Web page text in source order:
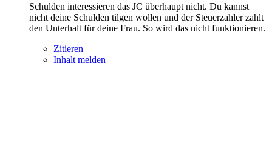
Schulden interessieren das JC überhaupt nicht. Du kannst
nicht deine Schulden tilgen wollen und der Steuerzahler zahlt
den Unterhalt für deine Frau. So wird das nicht funktionieren.
Zitieren
Inhalt melden